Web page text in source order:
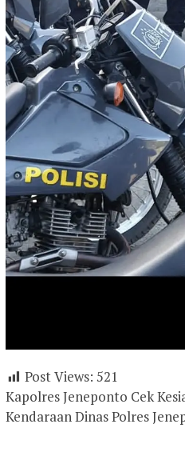
Post Views: 521
Kapolres Jeneponto Cek
Kendaraan Dinas Polres